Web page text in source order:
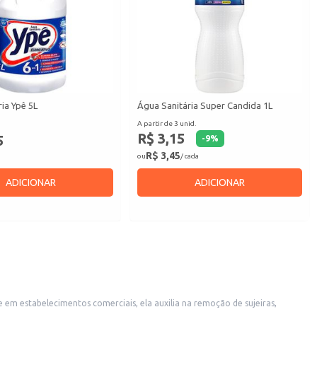
Ypê 5L
ADICIONAR
Água Sanitária Super Candida 1L
A partir de 3 unid.
R$ 3,15 -9%
ouR$ 3,45/ cada
ADICIONAR
estabelecimentos comerciais, ela auxilia na remoção de sujeiras,